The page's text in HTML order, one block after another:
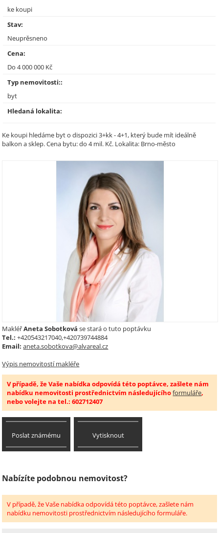
ke koupi
Stav:
Neuprěsneno
Cena:
Do 4 000 000 Kč
Typ nemovitosti::
byt
Hledaná lokalita:
Ke koupi hledáme byt o dispozici 3+kk - 4+1, který bude mít ideálně
balkon a sklep. Cena bytu: do 4 mil. Kč. Lokalita: Brno-město
MakléřAneta Sobotková se stará o tuto poptávku
Tel.: +420543217040,+420739744884
Email: aneta.sobotkova@alvareal.cz
Výpis nemovitostí makléře
V případě, že Vaše nabídka odpovídá této poptávce, zašlete nám
nabídku nemovitosti prostřednictvím následujícíhoformuláře,
nebo volejte na tel.: 602712407
Poslat známému Vytisknout
Nabízíte podobnou nemovitost?
V případě, že Vaše nabídka odpovídá této poptávce, zašlete nám
nabídku nemovitosti prostřednictvím následujícího formuláře.